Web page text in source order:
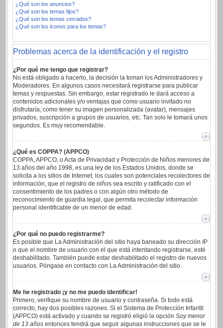
¿Qué son los anuncios?
¿Qué son los temas fijos?
¿Qué son los temas cerrados?
¿Qué son los iconos para los temas?
Problemas acerca de la identificación y el registro
¿Por qué me tengo que registrar?
No está obligado a hacerlo, la decisión la toman los Administradores y
Moderadores. En algunos casos necesitará registrarse para publicar
temas y respuestas. Sin embargo, estar registrado le dará acceso a
contenidos adicionales y/o ventajas que como usuario invitado no
disfrutaría, como tener su imagen personalizada (avatar), mensajes
privados, suscripción a grupos de usuarios, etc. Tan solo le tomará unos
segundos. Es muy recomendable.
¿Qué es COPPA? (APPCO)
COPPA, APPCO, o Acta de Privacidad y Protección de Niños menores de
13 años del año 1998, es una ley de los Estados Unidos, donde se
solicita a los sitios de Internet, los cuales son potenciales recolectores de
información, que el registro de niños sea escrito y ratificado con el
consentimiento de los padres o con algún otro método de
reconocimiento de guardia legal, que permita recolectar información
personal identificable de un menor de edad.
¿Por qué no puedo registrarme?
Es posible que La Administración del sitio haya baneado su dirección IP
o que el nombre de usuario con el que está intentando registrarse, esté
deshabilitado. También puede estar deshabilitado el registro de nuevos
usuarios. Póngase en contacto con La Administración del sitio.
Me he registrado ¡y no me puedo identificar!
Primero, verifique su nombre de usuario y contraseña. Si todo está
correcto, hay dos posibles razones. Si el Sistema de Protección Infantil
(APPCO) está activado y cuando se registró eligió la opción Soy menor
de 13 años entonces tendrá que seguir algunas instrucciones que se le